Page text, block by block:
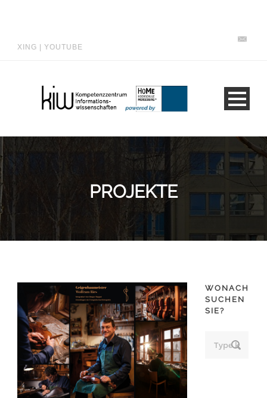
XING YOUTUBE
PROJEKTE
WONACH
SUCHEN
SIE?